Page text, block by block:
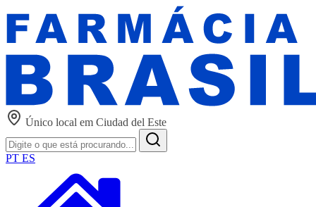
Único local em Ciudad del Este
PT ES